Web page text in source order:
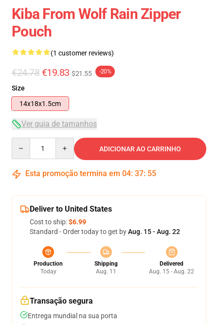
Kiba From Wolf Rain Zipper
Pouch
(1 customer reviews)
€24.78 €19.83 $21.55 -20%
Size
14x18x1.5cm
Ver guia de tamanhos
ADICIONAR AO CARRINHO
Esta promoção termina em 04: 37: 55
Deliver to United States
Cost to ship:$6.99
Standard - Order today to get byAug. 15 - Aug. 22
Production
Today
Shipping
Aug. 11
Delivered
Aug. 15 - Aug. 22
Transação segura
Entrega mundial na sua porta